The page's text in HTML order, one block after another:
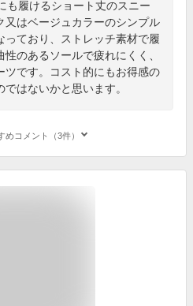
も履けるショート丈のスニー
又はベージュカラーのシンプル
っており、ストレッチ素材で履
のあるソールで疲れにくく、
ツです。コスト的にもお得感の
はないかと思います。
めコメント（3件）